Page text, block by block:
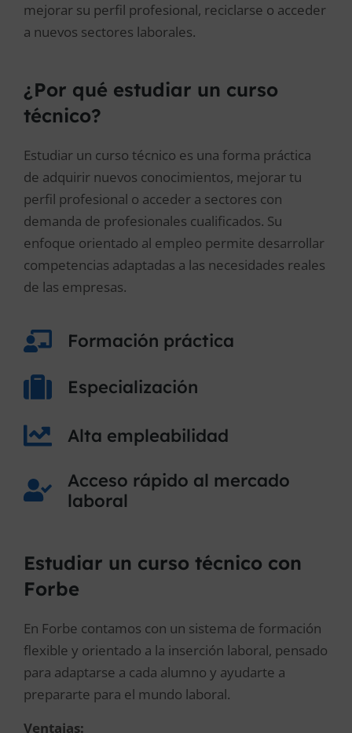
mejorar su perfil profesional, reciclarse o acceder
a nuevos sectores laborales.
¿Por qué estudiar un curso
técnico?
Estudiar un curso técnico es una forma práctica
de adquirir nuevos conocimientos, mejorar tu
perfil profesional o acceder a sectores con
demanda de profesionales cualificados. Su
enfoque orientado al empleo permite desarrollar
competencias adaptadas a las necesidades reales
de las empresas.
Formación práctica
Especialización
Alta empleabilidad
Acceso rápido al mercado
laboral
Estudiar un curso técnico con
Forbe
En Forbe contamos con un sistema de formación
flexible y orientado a la inserción laboral, pensado
para adaptarse a cada alumno y ayudarte a
prepararte para el mundo laboral.
Ventajas: